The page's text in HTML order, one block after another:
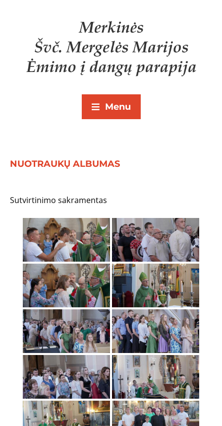
Menu
NUOTRAUKŲ ALBUMAS
Sutvirtinimo sakramentas